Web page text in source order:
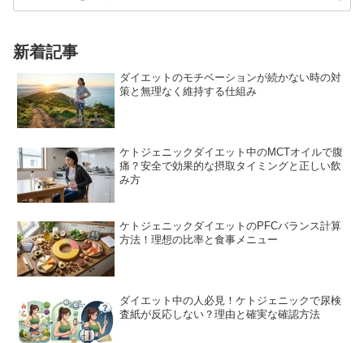
新着記事
ダイエットのモチベーションが続かない時の対
策と無理なく維持する仕組み
ケトジェニックダイエット中のMCTオイルで腹
痛？安全で効果的な摂取タイミングと正しい飲
み方
ケトジェニックダイエットのPFCバランス計算
方法！理想の比率と食事メニュー
ダイエット中の人必見！ケトジェニックで尿検
査紙が反応しない？理由と確実な確認方法